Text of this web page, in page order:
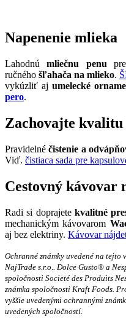
Napenenie mlieka
Lahodnúmliečnu penu
ručnéhošľahača na mlieko.
vykúzliť ajumelecké
pero.
Zachovajte kvalitu
Pravidelnéčistenie a
Viď. čistiaca sada pre
Cestovný kávovar
Radi si doprajete kvalitné
mechanickým kávovarom
aj bez elektriny. Kávovar
Ochranné známky uvedené na
NajTrade s.r.o.. Dolce Gusto® a
spoločnosti Societé des Produits
známka spoločnosti Kraft Foods.
vyššie uvedenými ochrannými
uvedených spoločností.